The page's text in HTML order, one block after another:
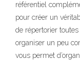
référentiel
pour créer un
de répertorier
organiser un peu
vous permet